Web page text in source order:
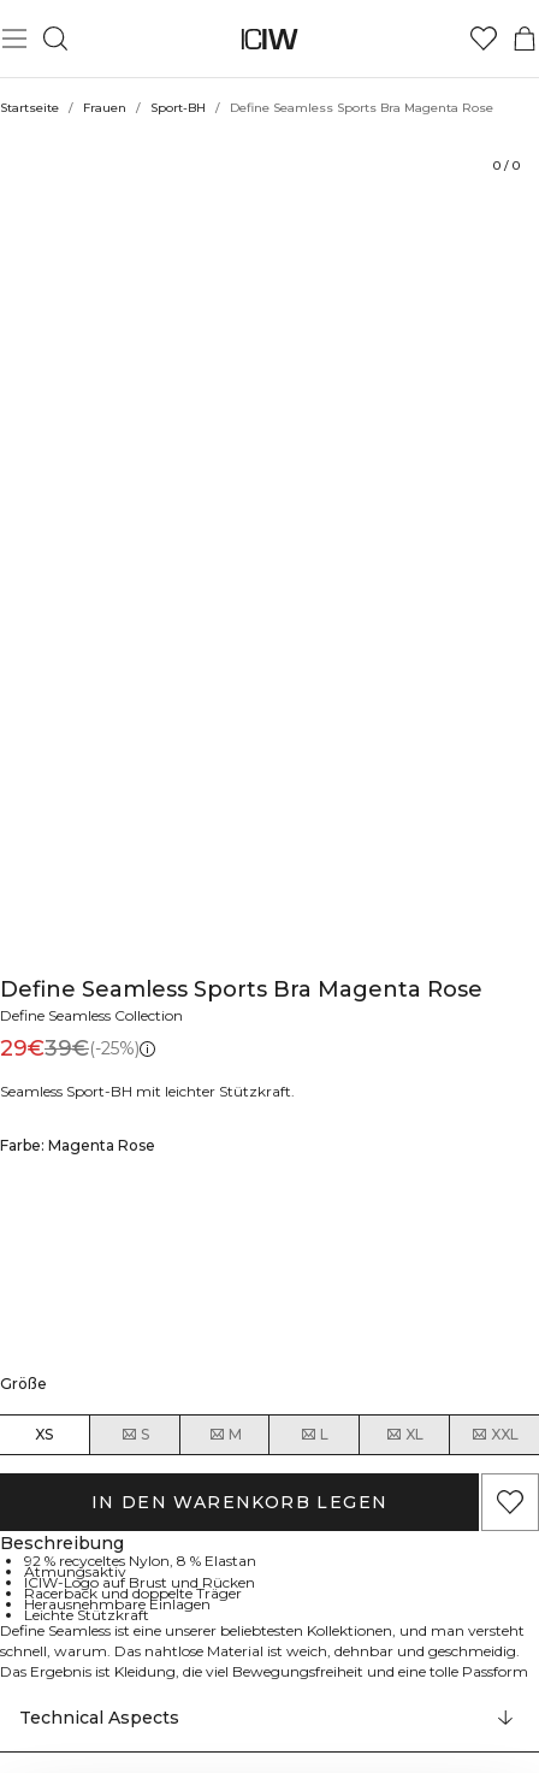
Startseite / Frauen / Sport-BH / Define Seamless Sports Bra Magenta Rose
0 / 0
Define Seamless Sports Bra Magenta Rose
Define Seamless Collection
29€39€(-25%)
Seamless Sport-BH mit leichter Stützkraft.
Farbe: Magenta Rose
Größe
XS S M L XL XXL
IN DEN WARENKORB LEGEN
Beschreibung
92 % recyceltes Nylon, 8 % Elastan
Atmungsaktiv
ICIW-Logo auf Brust und Rücken
Racerback und doppelte Träger
Herausnehmbare Einlagen
Leichte Stützkraft
Define Seamless ist eine unserer beliebtesten Kollektionen, und man versteht
schnell, warum. Das nahtlose Material ist weich, dehnbar und geschmeidig.
Das Ergebnis ist Kleidung, die viel Bewegungsfreiheit und eine tolle Passform
Define Seamless zur ersten Wahl für verschiedene Trainingsarten. Dank des
breiten Gummizugs unter der Brust und des Stretchmaterials verrutscht der
Define Seamless Sport-BH nicht und bietet eine gute Passform. Hübsche
Technical Aspects